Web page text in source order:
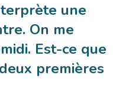
une
On me
Est-ce que
premières